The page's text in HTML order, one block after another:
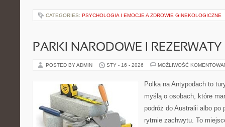
CATEGORIES: PSYCHOLOGIA I EMOCJE A ZDROWIE GINEKOLOGICZNE
PARKI NARODOWE I
POSTED BY ADMIN STY - 16 - 2026 MOŻLIWOŚĆ
Polka na Antypodach to
myślą o osobach, które
podróż do Australii albo po
rytmie zachwytu. To